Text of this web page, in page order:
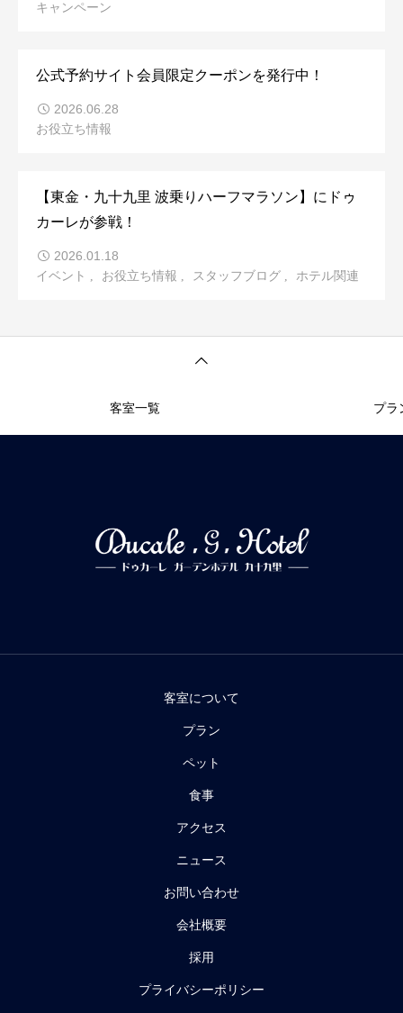
キャンペーン
公式予約サイト会員限定クーポンを発行中！
2026.06.28
お役立ち情報
【東金・九十九里 波乗りハーフマラソン】にドゥ
カーレが参戦！
2026.01.18
イベント お役立ち情報 スタッフブログ ホテル関連
客室一覧 プラ
客室について
プラン
ペット
食事
アクセス
ニュース
お問い合わせ
会社概要
採用
プライバシーポリシー